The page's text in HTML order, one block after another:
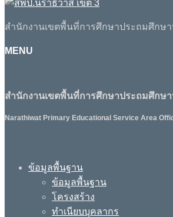
สำนักงานเขตพื้นที่การศึกษาประถมศึกษา
MENU
สำนักงานเขตพื้นที่การศึกษาประถมศึกษา
Narathiwat Primary Educational Service Area
ข้อมูลพื้นฐาน
ข้อมูลพื้นฐาน
โครงสร้าง
ทำเนียบบุคลากร